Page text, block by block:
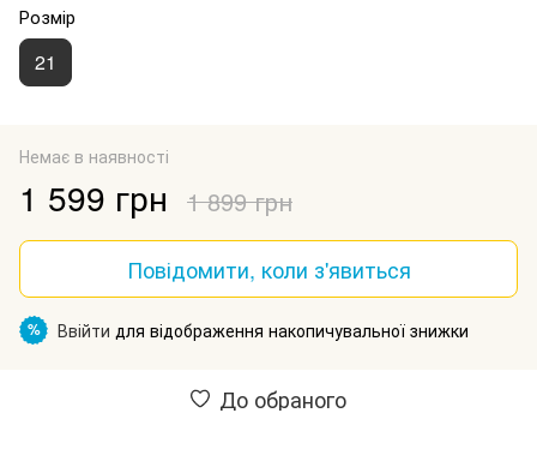
Розмір
21
Немає в наявності
1 599 грн 1 899 грн
Повідомити, коли з'явиться
% Ввійти для відображення накопичувальної знижки
До обраного